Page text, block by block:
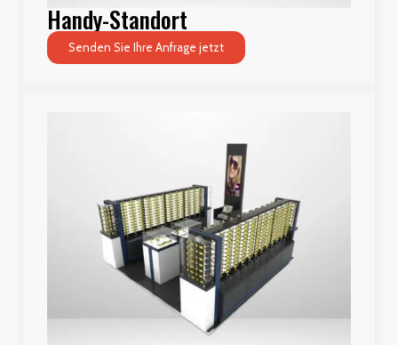
Handy-Standort
Senden Sie Ihre Anfrage jetzt